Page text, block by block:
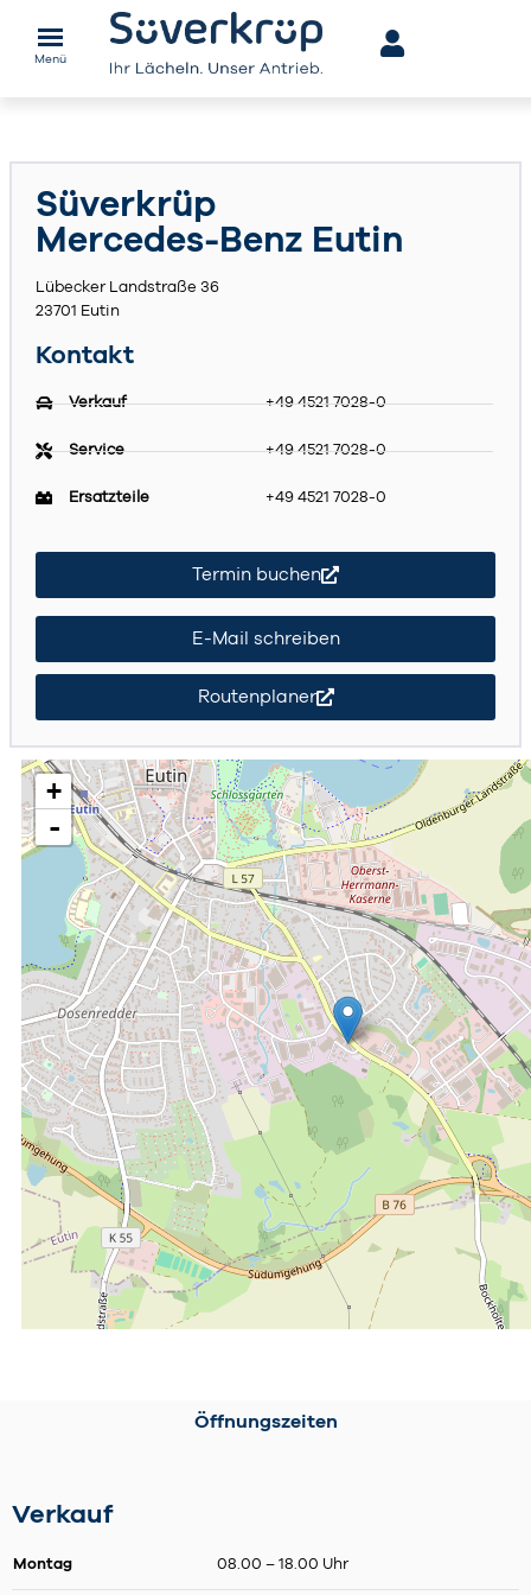
Menü
Süverkrüp
Mercedes-Benz Eutin
Lübecker Landstraße 36
23701 Eutin
Kontakt
Verkauf
Service
Ersatzteile
+49 4521 7028-0
+49 4521 7028-0
+49 4521 7028-0
Termin buchen
E-Mail schreiben
Routenplaner
+
-
Öffnungszeiten
Verkauf
Montag 08.00 – 18.00 Uhr